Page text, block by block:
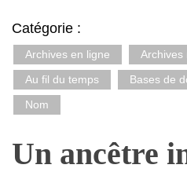
Catégorie :
Archives en ligne
Archives
Au fil du temps
Bases de
Nom
Un ancêtre